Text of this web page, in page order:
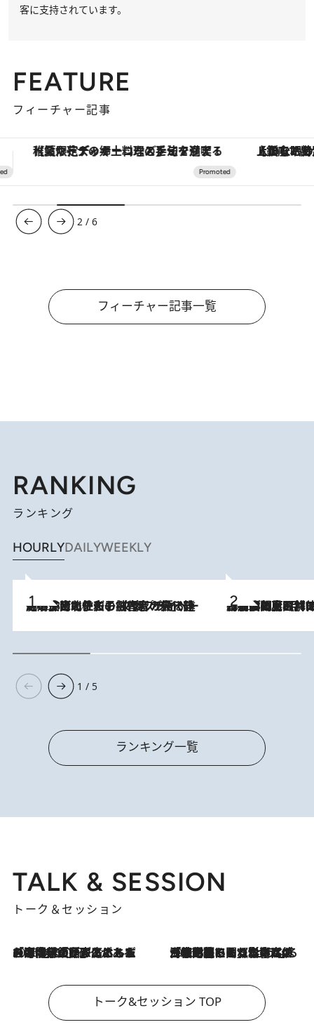
客に支持されています。
FEATURE
フィーチャー記事
【銀座で出合う最旬美容】美髪ケアや上質な眠り…セルフケアのアップデートから、特別な名入れギフトまで。大人のための「ReFa GINZA」クルーズ
3 /6
フィーチャー記事一覧
RANKING
ランキング
HOURLYDAILYWEEKLY
2026.8.3
《「文士の子ども被害者の会」発足！》阿川佐和子（72）が語る遠藤周作に北杜夫、劇作家・矢代静一の子どもたちの“文豪プライベート事件簿” 2026.8.8
「最後に見られてよかった」上野動物園の東園パンダ舎が解体前に特別公開。8月16日まで延長されたパネル展と共に辿る“半世紀”のパンダ飼育《解体工事の図面あり》
1 / 5
ランキング一覧
TALK & SESSION
トーク＆セッション
2026.8.3
「今後値上げがあるとすれば…」「リスクがあるのは今年の冬」エネルギー専門家が語る、ホルムズ海峡封鎖が家庭にもたらす“ある心配” 2026.8.3
「住宅建てられない…」「サーチャージ料の高値が続いている」ホルムズ海峡封鎖による影響はいつまで続く？《エネルギー専門家に聞く“どうなる日本の暮らし”》
トーク&セッション TOP